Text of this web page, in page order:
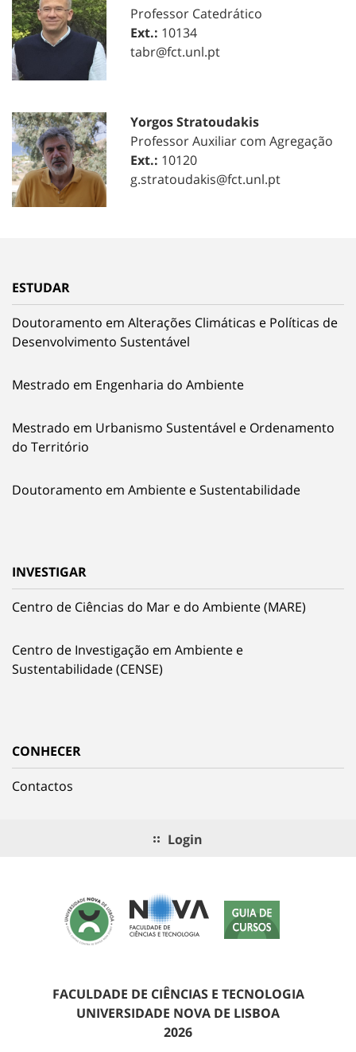
Professor Catedrático
Ext.: 10134
tabr@fct.unl.pt
Yorgos Stratoudakis
Professor Auxiliar com Agregação
Ext.: 10120
g.stratoudakis@fct.unl.pt
ESTUDAR
Doutoramento em Alterações Climáticas e Políticas de
Desenvolvimento Sustentável
Mestrado em Engenharia do Ambiente
Mestrado em Urbanismo Sustentável e Ordenamento
do Território
Doutoramento em Ambiente e Sustentabilidade
INVESTIGAR
Centro de Ciências do Mar e do Ambiente (MARE)
Centro de Investigação em Ambiente e
Sustentabilidade (CENSE)
CONHECER
Contactos
Login
FACULDADE DE CIÊNCIAS E TECNOLOGIA
UNIVERSIDADE NOVA DE LISBOA
2026